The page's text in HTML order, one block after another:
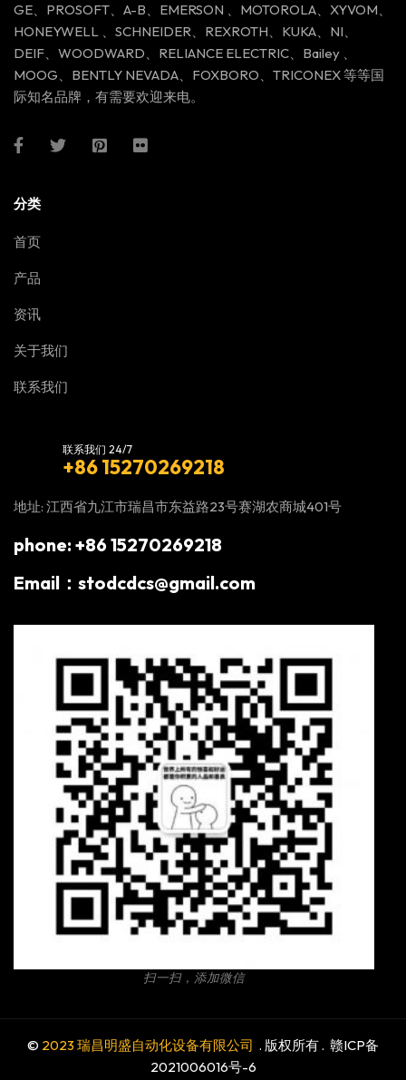
GE、PROSOFT、A-B、EMERSON 、MOTOROLA、XYVOM、
HONEYWELL 、SCHNEIDER、REXROTH、KUKA、NI、
DEIF、WOODWARD、RELIANCE ELECTRIC、Bailey 、
MOOG、BENTLY NEVADA、FOXBORO、TRICONEX 等等国
际知名品牌，有需要欢迎来电。
分类
首页
产品
资讯
关于我们
联系我们
联系我们 24/7
+86 15270269218
地址: 江西省九江市瑞昌市东益路23号赛湖农商城401号
phone: +86 15270269218
Email：stodcdcs@gmail.com
扫一扫，添加微信
© 2023 瑞昌明盛自动化设备有限公司 . 版权所有 . 赣ICP备
2021006016号-6